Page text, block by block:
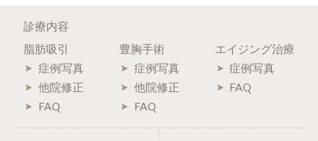
診療内容
脂肪吸引
症例写真
他院修正
FAQ
豊胸手術
症例写真
他院修正
FAQ
エイジング治療
症例写真
FAQ